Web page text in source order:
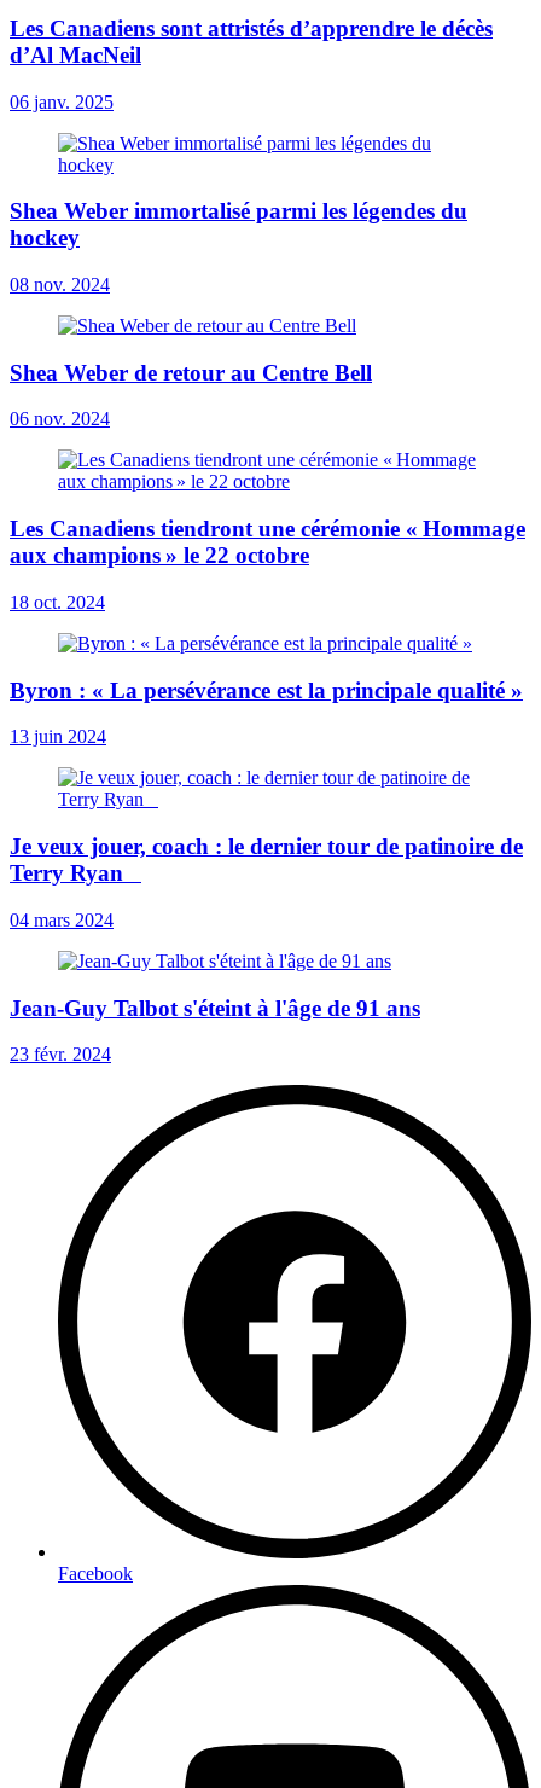
Les Canadiens sont attristés d’apprendre le décès
d’Al MacNeil
06 janv. 2025
Shea Weber immortalisé parmi les légendes du
hockey
08 nov. 2024
Shea Weber de retour au Centre Bell
06 nov. 2024
Les Canadiens tiendront une cérémonie « Hommage
aux champions » le 22 octobre
18 oct. 2024
Byron : « La persévérance est la principale qualité »
13 juin 2024
Je veux jouer, coach : le dernier tour de patinoire de
Terry Ryan
04 mars 2024
Jean-Guy Talbot s'éteint à l'âge de 91 ans
23 févr. 2024
Facebook